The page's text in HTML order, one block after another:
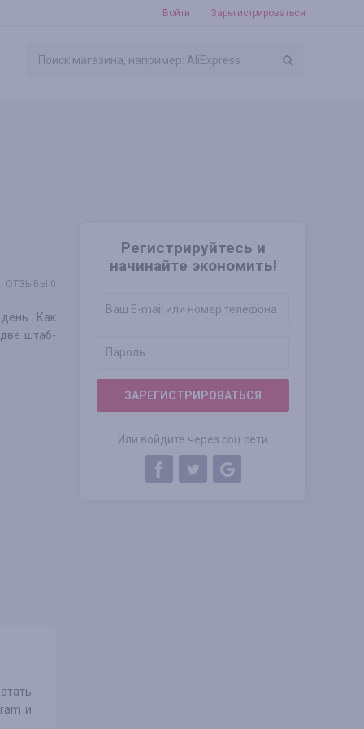
Войти Зарегистрироваться
Регистрируйтесь и
начинайте экономить!
ЗАРЕГИСТРИРОВАТЬСЯ
Или войдите через соц сети
ОТЗЫВЫ 0
Как
штаб-
и